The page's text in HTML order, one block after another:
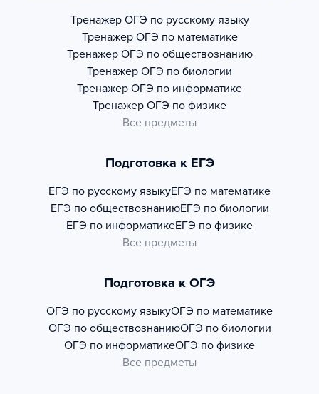
Тренажер ОГЭ по русскому языку
Тренажер ОГЭ по математике
Тренажер ОГЭ по обществознанию
Тренажер ОГЭ по биологии
Тренажер ОГЭ по информатике
Тренажер ОГЭ по физике
Все предметы
Подготовка к ЕГЭ
ЕГЭ по русскому языкуЕГЭ по математике
ЕГЭ по обществознаниюЕГЭ по биологии
ЕГЭ по информатикеЕГЭ по физике
Все предметы
Подготовка к ОГЭ
ОГЭ по русскому языкуОГЭ по математике
ОГЭ по обществознаниюОГЭ по биологии
ОГЭ по информатикеОГЭ по физике
Все предметы